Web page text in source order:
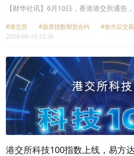
段价格限制扩大至±6%
【财华社讯】6月10日，香港港交所通告
±5%扩大至±6%。该等合约包括以下恒生
物科技指数期货)：恒生指数期货；恒生指
指数期货；小型恒生指数期货；小型恒生
交易所参与者就T与T＋1 时段之间休市时
限制放宽已准备就绪，交易所将于2026
测试交易所参与者营运准备情况。有意参
须于2026年6月12日或之前填妥线上报名
#港交所 #股票指数期货合约
#收市后交易
2026-06-10 10:36
港交所科技100指数上线，易方